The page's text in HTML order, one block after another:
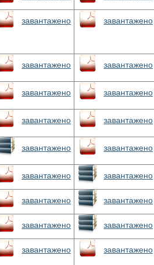
завантажено завантажено
завантажено завантажено
завантажено завантажено
завантажено завантажено
завантажено завантажено
завантажено завантажено
завантажено завантажено
завантажено завантажено
завантажено завантажено